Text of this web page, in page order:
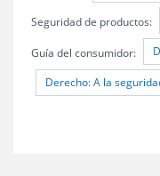
Seguridad de productos:
Guía del consumidor:
Derecho: A la